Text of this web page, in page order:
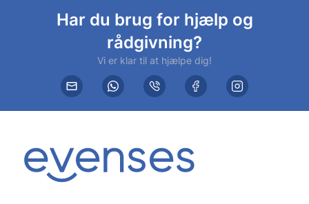
Har du brug for hjælp og
rådgivning?
Vi er klar til at hjælpe dig!